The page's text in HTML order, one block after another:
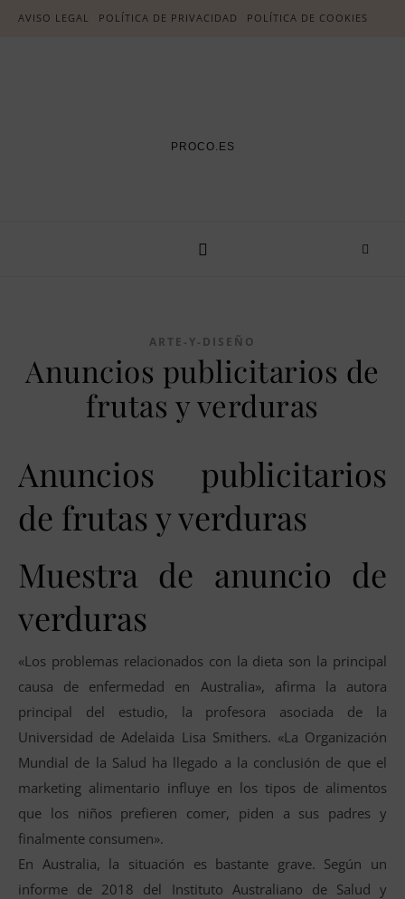
AVISO LEGAL POLÍTICA DE PRIVACIDAD POLÍTICA DE COOKIES
PROCO.ES
ARTE-Y-DISEÑO
Anuncios publicitarios de
frutas y verduras
Anuncios publicitarios
de frutas y verduras
Muestra de anuncio de
verduras
«Los problemas relacionados con la dieta son la principal
causa de enfermedad en Australia», afirma la autora
principal del estudio, la profesora asociada de la
Universidad de Adelaida Lisa Smithers. «La Organización
Mundial de la Salud ha llegado a la conclusión de que el
marketing alimentario influye en los tipos de alimentos
que los niños prefieren comer, piden a sus padres y
finalmente consumen».
En Australia, la situación es bastante grave. Según un
informe de 2018 del Instituto Australiano de Salud y